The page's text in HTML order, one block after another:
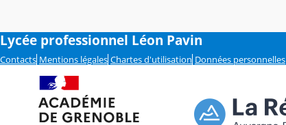
Lycée professionnel Léon Pavin
Contacts Mentions légales Chartes d'utilisation Données personnelles